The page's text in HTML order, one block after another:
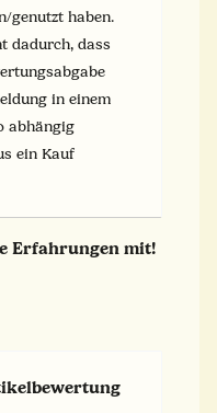
genutzt haben.
dadurch, dass
in einem
abhängig
ein Kauf
Erfahrungen mit!